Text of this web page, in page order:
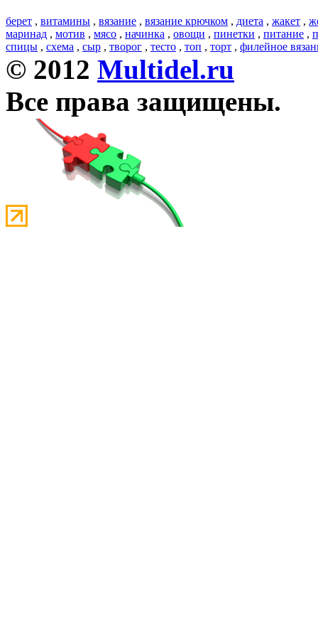
берет , витамины , вязание , вязание крючком , диета , жакет ,
маринад , мотив , мясо , начинка , овощи , пинетки , питание ,
спицы , схема , сыр , творог , тесто , топ , торт , филейное
© 2012 Multidel.ru
Все права защищены.